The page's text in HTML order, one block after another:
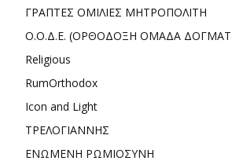
ΓΡΑΠΤΕΣ ΟΜΙΛΙΕΣ ΜΗΤΡΟΠΟΛΙΤΗ
Ο.Ο.Δ.Ε. (ΟΡΘΟΔΟΞΗ ΟΜΑΔΑ
Religious
RumOrthodox
Icon and Light
ΤΡΕΛΟΓΙΑΝΝΗΣ
ΕΝΩΜΕΝΗ ΡΩΜΙΟΣΥΝΗ